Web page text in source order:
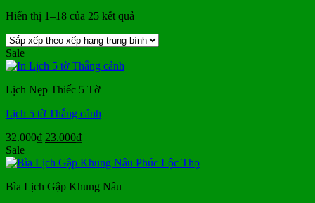
Hiển thị 1–18 của 25 kết quả
xếp
Sale
Lịch Nẹp Thiếc 5 Tờ
Lịch 5 tờ Thắng cảnh
32.000₫ Giá
là:
23.000₫Giá
tại
23.000₫.
Sale
Bìa Lịch Gập Khung Nâu